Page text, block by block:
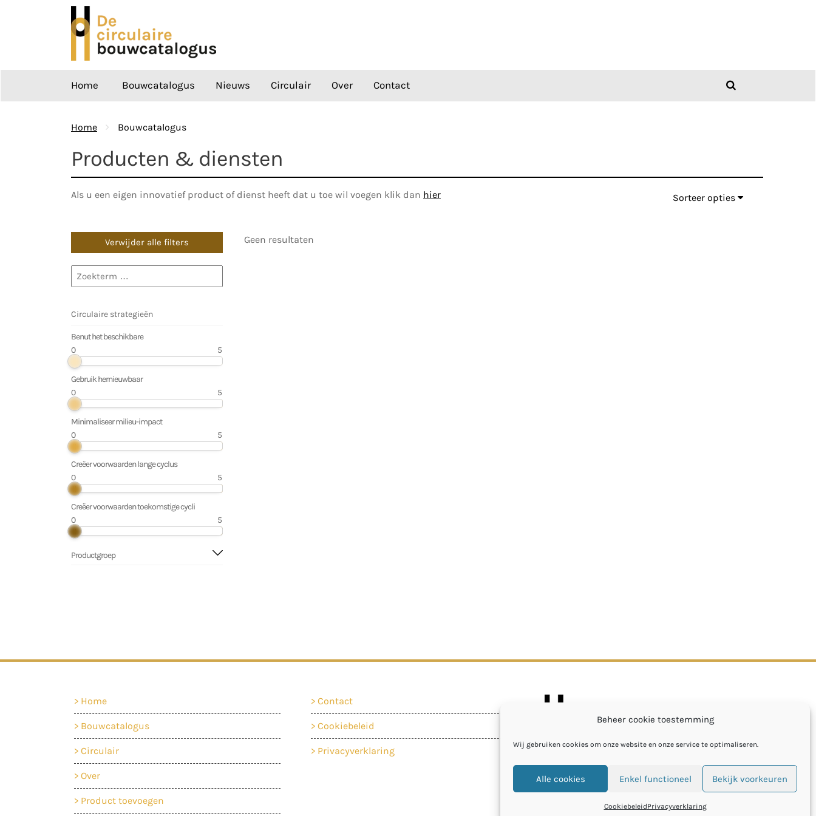
Beheer cookie toestemming
Wij gebruiken cookies om onze website en onze service te optimaliseren.
Alle cookies Enkel functioneel Bekijk voorkeuren
CookiebeleidPrivacyverklaring
Home Bouwcatalogus Nieuws Circulair Over Contact
Home Bouwcatalogus
Producten & diensten
Als u een eigen innovatief product of dienst heeft dat u toe wil voegen klik dan hier Sorteer opties
Benut het beschikbare
0 5
Gebruik hernieuwbaar
0 5
Minimaliseer milieu-impact
0 5
Creëer voorwaarden lange cyclus
0 5
Creëer voorwaarden toekomstige cycli
0 5
Productgroep
Geen resultaten
Home
Bouwcatalogus
Circulair
Over
Product toevoegen
Contact
Cookiebeleid
Privacyverklaring